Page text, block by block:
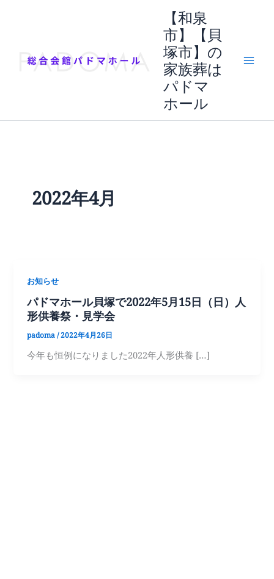
【和泉
市】【貝
塚市】の
家族葬は
パドマ
ホール
2022年4月
お知らせ
パドマホール貝塚で2022年5月15日（日）人
形供養祭・見学会
padoma/2022年4月26日
今年も恒例になりました2022年人形供養 […]